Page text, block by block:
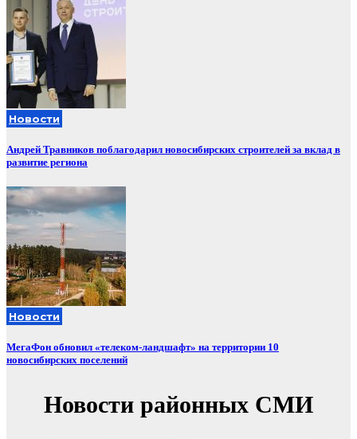
Новости
Андрей Травников поблагодарил новосибирских строителей за вклад в
развитие региона
Новости
МегаФон обновил «телеком-ландшафт» на территории 10
новосибирских поселений